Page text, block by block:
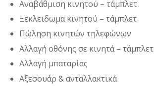
Αναβάθμιση κινητού – τάμπλετ
Ξεκλειδωμα κινητού – τάμπλετ
Πώληση κινητών τηλεφώνων
Αλλαγή οθόνης σε κινητά – τάμπλετ
Αλλαγή μπαταρίας
Αξεσουάρ & ανταλλακτικά